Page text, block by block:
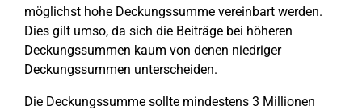
möglichst hohe Deckungssumme vereinbart werden.
Dies gilt umso, da sich die Beiträge bei höheren
Deckungssummen kaum von denen niedriger
Deckungssummen unterscheiden.
Die Deckungssumme sollte mindestens 3 Millionen